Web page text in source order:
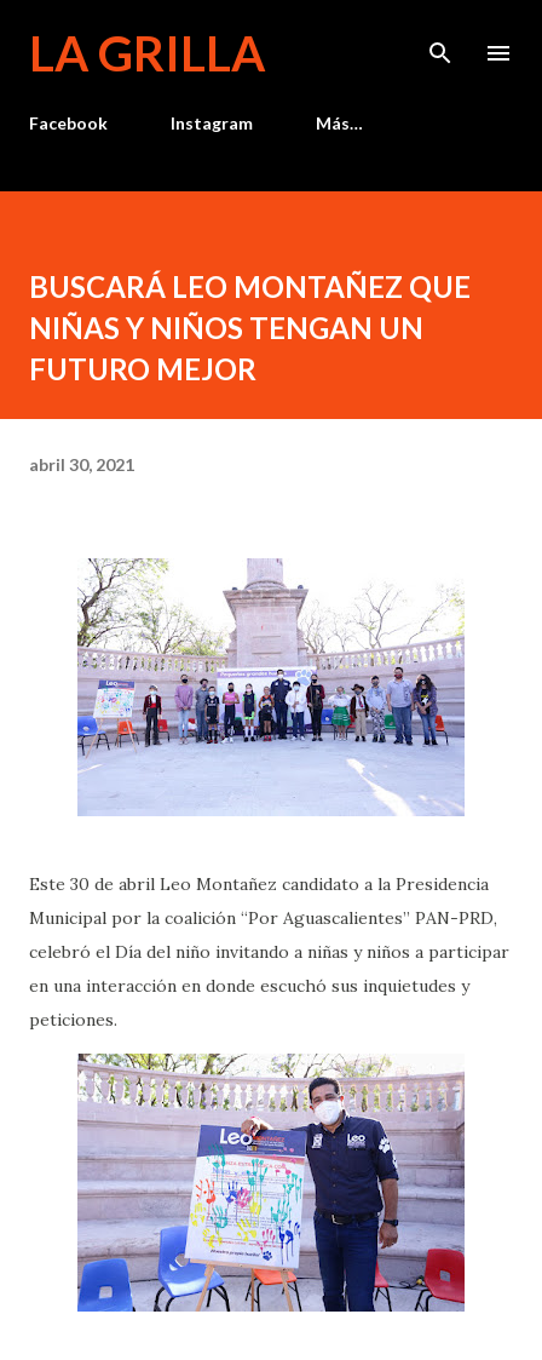
LA GRILLA
Facebook Instagram Más…
BUSCARÁ LEO MONTAÑEZ QUE
NIÑAS Y NIÑOS TENGAN UN
FUTURO MEJOR
abril 30, 2021
Este 30 de abril Leo Montañez candidato a la Presidencia
Municipal por la coalición “Por Aguascalientes” PAN-PRD,
celebró el Día del niño invitando a niñas y niños a participar
en una interacción en donde escuchó sus inquietudes y
peticiones.